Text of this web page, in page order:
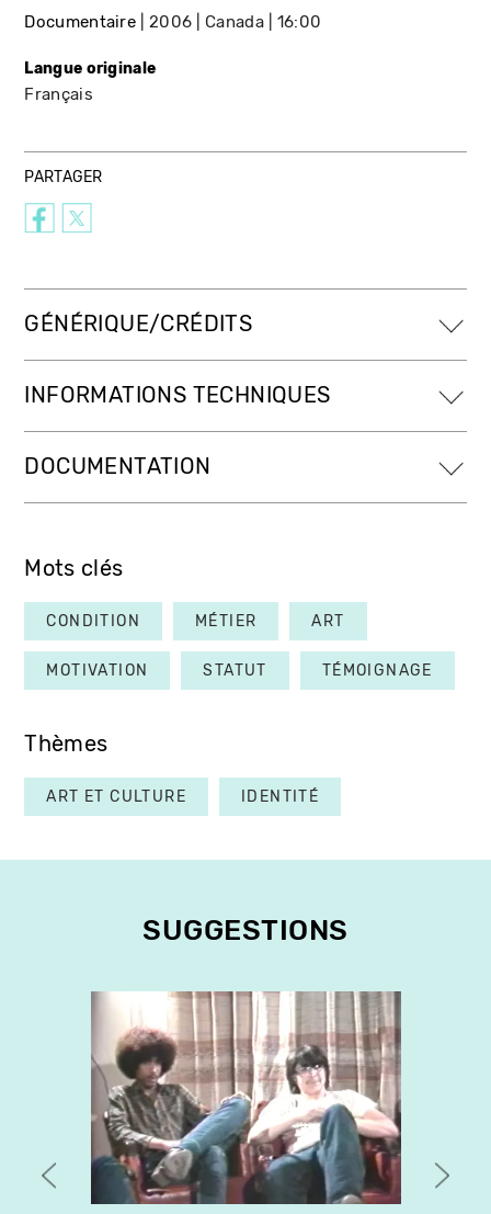
Documentaire 2006 Canada 16:00
Langue originale
Français
PARTAGER
GÉNÉRIQUE/CRÉDITS
INFORMATIONS TECHNIQUES
DOCUMENTATION
Mots clés
CONDITION MÉTIER ART
MOTIVATION STATUT TÉMOIGNAGE
Thèmes
ART ET CULTURE IDENTITÉ
SUGGESTIONS